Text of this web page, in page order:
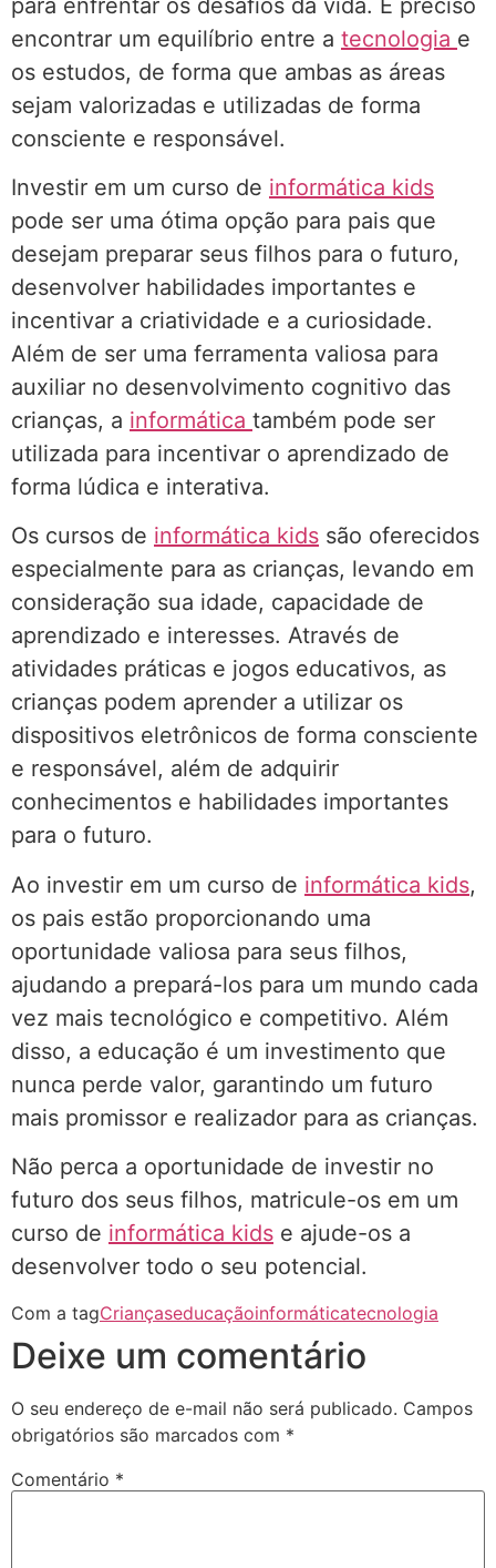
encontrar um equilíbrio entre a tecnologia e
os estudos, de forma que ambas as áreas
sejam valorizadas e utilizadas de forma
consciente e responsável.
Investir em um curso de informática kids
pode ser uma ótima opção para pais que
desejam preparar seus filhos para o futuro,
desenvolver habilidades importantes e
incentivar a criatividade e a curiosidade.
Além de ser uma ferramenta valiosa para
auxiliar no desenvolvimento cognitivo das
crianças, a informática também pode ser
utilizada para incentivar o aprendizado de
forma lúdica e interativa.
Os cursos de informática kids são oferecidos
especialmente para as crianças, levando em
consideração sua idade, capacidade de
aprendizado e interesses. Através de
atividades práticas e jogos educativos, as
crianças podem aprender a utilizar os
dispositivos eletrônicos de forma consciente
e responsável, além de adquirir
conhecimentos e habilidades importantes
para o futuro.
Ao investir em um curso de informática kids,
os pais estão proporcionando uma
oportunidade valiosa para seus filhos,
ajudando a prepará-los para um mundo cada
vez mais tecnológico e competitivo. Além
disso, a educação é um investimento que
nunca perde valor, garantindo um futuro
mais promissor e realizador para as crianças.
Não perca a oportunidade de investir no
futuro dos seus filhos, matricule-os em um
curso de informática kids e ajude-os a
desenvolver todo o seu potencial.
Com a tagCriançaseducaçãoinformáticatecnologia
Deixe um comentário
O seu endereço de e-mail não será publicado. Campos
obrigatórios são marcados com *
Comentário *